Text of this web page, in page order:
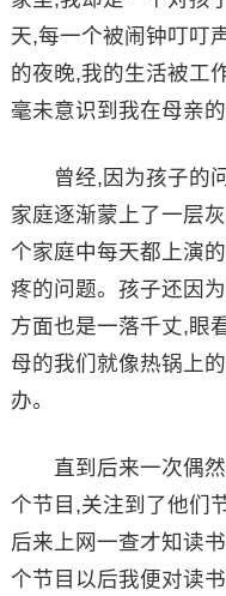
天,每一个被闹钟叮叮
的夜晚,我的生活被工
毫未意识到我在母亲
曾经,因为孩子的问
家庭逐渐蒙上了一层
个家庭中每天都上演
疼的问题。孩子还因
方面也是一落千丈,眼
母的我们就像热锅上
办。
直到后来一次偶然
个节目,关注到了他们
后来上网一查才知读
个节目以后我便对读